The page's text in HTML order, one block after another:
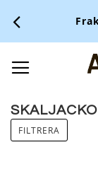
FILTRERA